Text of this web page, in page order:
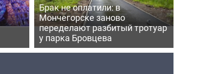
Брак не оплатили: в
Мончегорске заново
переделают разбитый тротуар
у парка Бровцева